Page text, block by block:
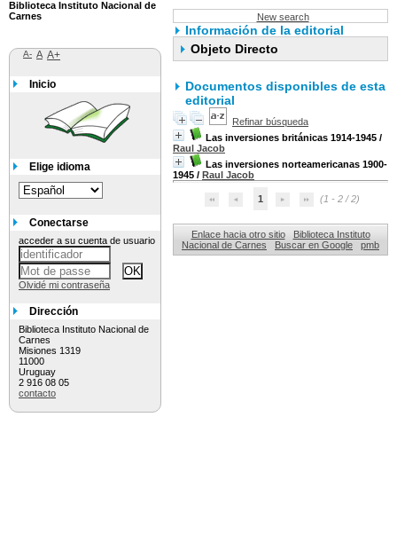
New search
Información de la editorial
Objeto Directo
Documentos disponibles de esta
editorial
Refinar búsqueda
Las inversiones británicas 1914-1945 /
Raul Jacob
Las inversiones norteamericanas 1900-
1945 / Raul Jacob
1 (1 - 2 / 2)
Enlace hacia otro sitio
Biblioteca Instituto
Nacional de Carnes
Buscar en Google pmb
Biblioteca Instituto Nacional de
Carnes
A- A A+
Inicio
Elige idioma
Conectarse
acceder a su cuenta de usuario
Olvidé mi contraseña
Dirección
Biblioteca Instituto Nacional de
Carnes
Misiones 1319
11000
Uruguay
2 916 08 05
contacto